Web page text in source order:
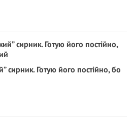
сирник. Готую його постійно, бо